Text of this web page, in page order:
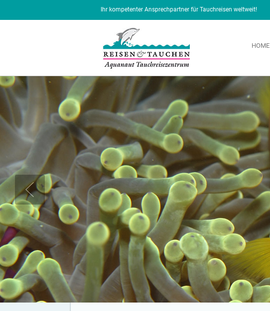
Ihr kompetenter Ansprechpartner für Tauchreisen weltweit!
HOME